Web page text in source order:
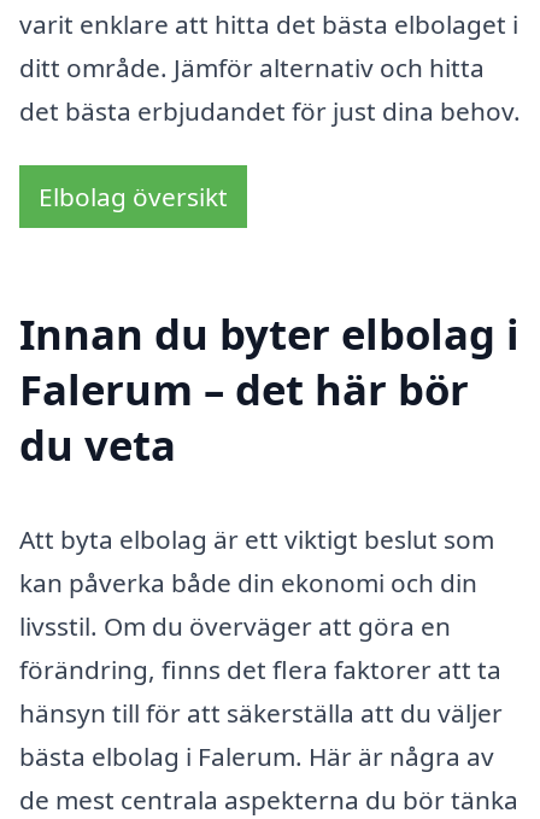
varit enklare att hitta det bästa elbolaget i
ditt område. Jämför alternativ och hitta
det bästa erbjudandet för just dina behov.
Elbolag översikt
Innan du byter elbolag i
Falerum – det här bör
du veta
Att byta elbolag är ett viktigt beslut som
kan påverka både din ekonomi och din
livsstil. Om du överväger att göra en
förändring, finns det flera faktorer att ta
hänsyn till för att säkerställa att du väljer
bästa elbolag i Falerum. Här är några av
de mest centrala aspekterna du bör tänka